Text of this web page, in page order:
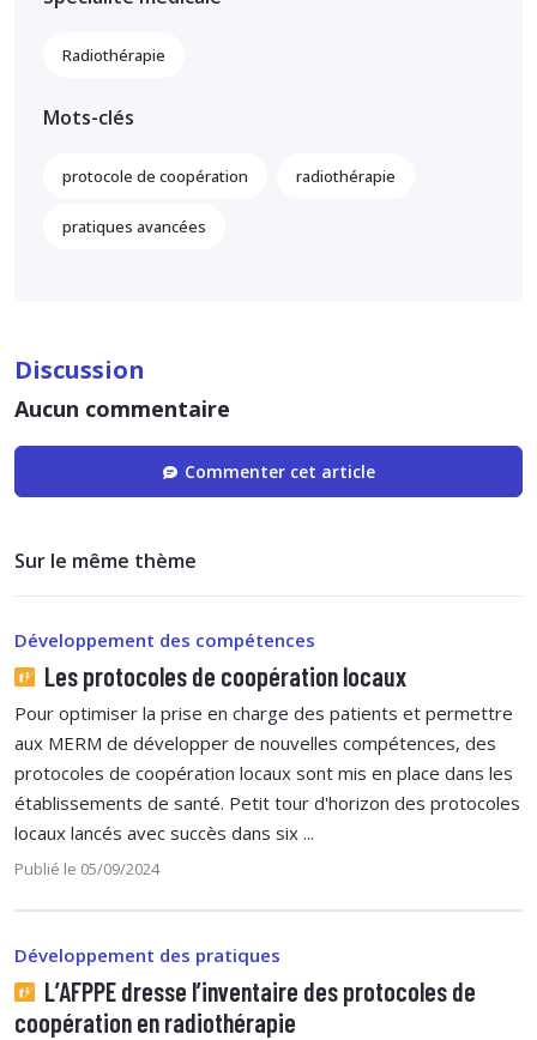
Radiothérapie
Mots-clés
protocole de coopération radiothérapie
pratiques avancées
Discussion
Aucun commentaire
Commenter cet article
Sur le même thème
Développement des compétences
Les protocoles de coopération locaux
Pour optimiser la prise en charge des patients et permettre
aux MERM de développer de nouvelles compétences, des
protocoles de coopération locaux sont mis en place dans les
établissements de santé. Petit tour d'horizon des protocoles
locaux lancés avec succès dans six ...
Publié le 05/09/2024
Développement des pratiques
L’AFPPE dresse l’inventaire des protocoles de
coopération en radiothérapie